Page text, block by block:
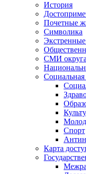
История
Почетные
Символика
Экстренные
СМИ
Социальная
Спорт
Карта